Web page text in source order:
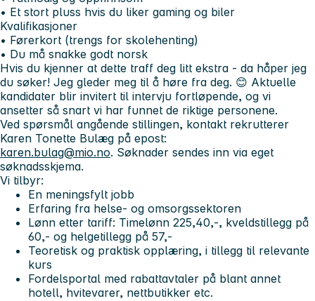
• Et stort pluss hvis du liker gaming og biler
Kvalifikasjoner
• Førerkort (trengs for skolehenting)
• Du må snakke godt norsk
Hvis du kjenner at dette traff deg litt ekstra - da håper jeg
du søker! Jeg gleder meg til å høre fra deg. 😊 Aktuelle
kandidater blir invitert til intervju fortløpende, og vi
ansetter så snart vi har funnet de riktige personene.
Ved spørsmål angående stillingen, kontakt rekrutterer
Karen Tonette Bulæg på epost:
karen.bulag@mio.no. Søknader sendes inn via eget
søknadsskjema.
Vi tilbyr:
En meningsfylt jobb
Erfaring fra helse- og omsorgssektoren
Lønn etter tariff: Timelønn 225,40,-, kveldstillegg på
60,- og helgetillegg på 57,-
Teoretisk og praktisk opplæring, i tillegg til relevante
kurs
Fordelsportal med rabattavtaler på blant annet
hotell, hvitevarer, nettbutikker etc.